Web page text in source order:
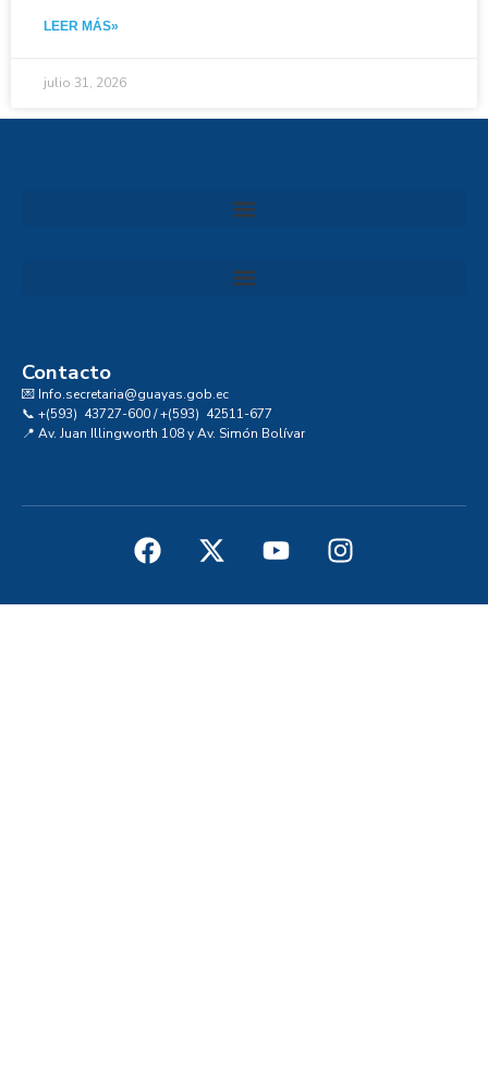
LEER MÁS»
julio 31, 2026
Contacto
💌 Info.secretaria@guayas.gob.ec
📞 +(593) 43727-600 / +(593) 42511-677
📍 Av. Juan Illingworth 108 y Av. Simón Bolívar